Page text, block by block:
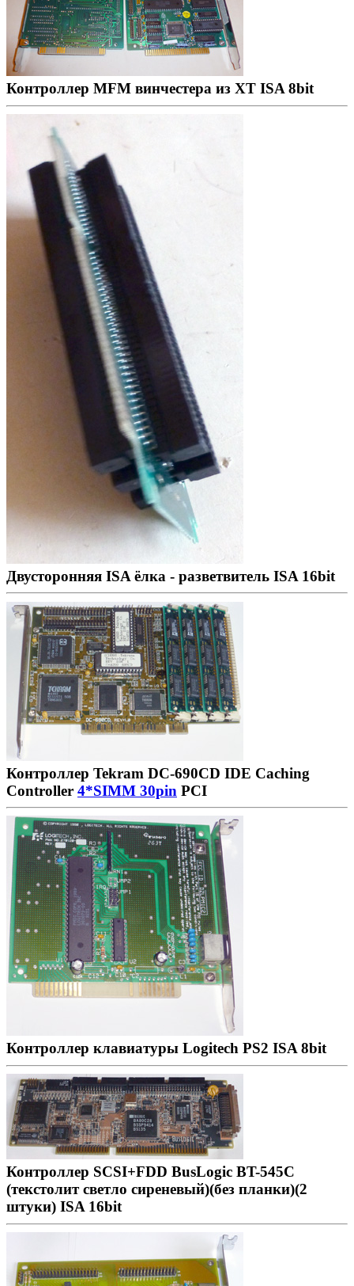
Контроллер MFM винчестера из XT ISA 8bit
Двусторонняя ISA ёлка - разветвитель ISA 16bit
Контроллер Tekram DC-690CD IDE Caching
Controller 4*SIMM 30pin PCI
Контроллер клавиатуры Logitech PS2 ISA 8bit
Контроллер SCSI+FDD BusLogic BT-545C
(текстолит светло сиреневый)(без планки)(2
штуки) ISA 16bit